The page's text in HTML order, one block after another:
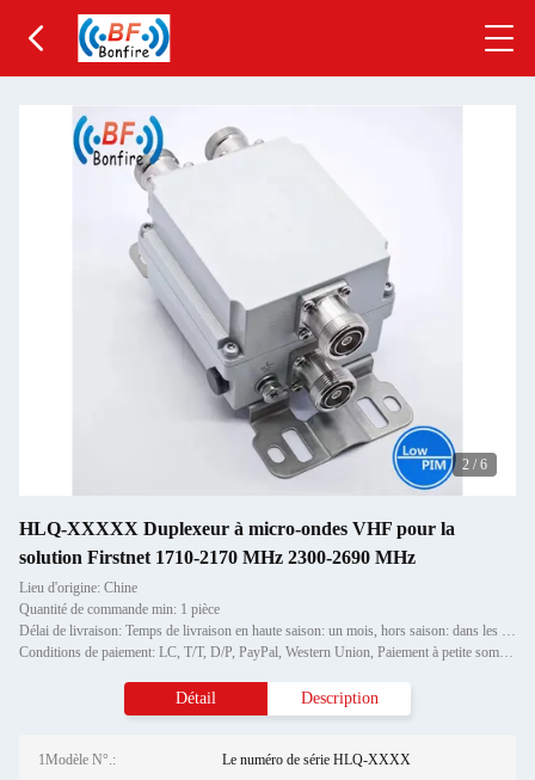
2 / 6
HLQ-XXXXX Duplexeur à micro-ondes VHF pour la
solution Firstnet 1710-2170 MHz 2300-2690 MHz
Lieu d'origine: Chine
Quantité de commande min: 1 pièce
Délai de livraison: Temps de livraison en haute saison: un mois, hors saison: dans les 15 jours ouvrables
Conditions de paiement: LC, T/T, D/P, PayPal, Western Union, Paiement à petite somme, Grammes d'argent
Détail Description
1Modèle N°.: Le numéro de série HLQ-XXXX